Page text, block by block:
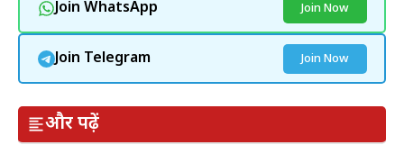
Join WhatsApp Join Now
Join Telegram Join Now
और पढ़ें